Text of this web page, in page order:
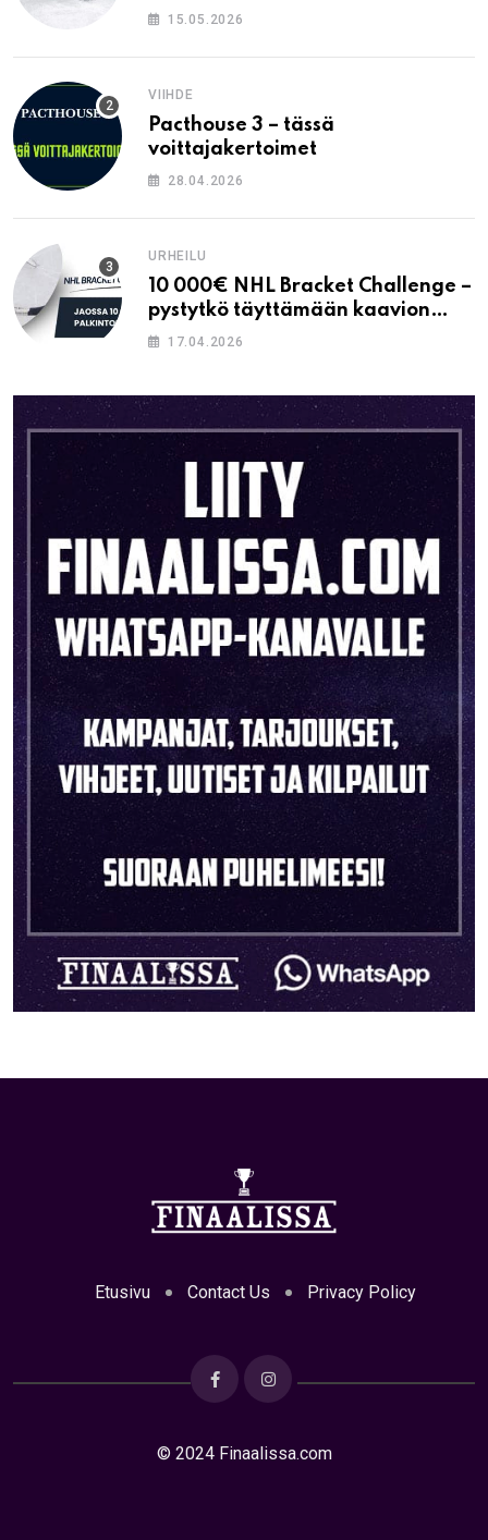
15.05.2026
VIIHDE
Pacthouse 3 – tässä
voittajakertoimet
28.04.2026
URHEILU
10 000€ NHL Bracket Challenge –
pystytkö täyttämään kaavion
oikein?
17.04.2026
Etusivu Contact Us Privacy Policy
© 2024 Finaalissa.com